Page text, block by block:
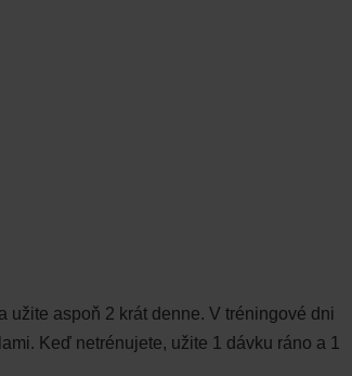
užite aspoň 2 krát denne. V tréningové dni
Keď netrénujete, užite 1 dávku ráno a 1